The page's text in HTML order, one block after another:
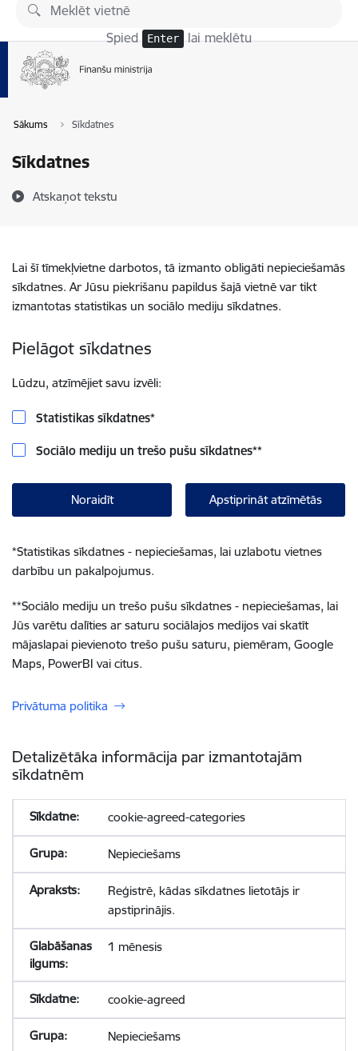
Pāriet uz lapas saturu
Spied Enter lai meklētu
Sākums Sīkdatnes
Sīkdatnes
Atskaņot tekstu
Lai šī tīmekļvietne darbotos, tā izmanto obligāti nepieciešamās
sīkdatnes. Ar Jūsu piekrišanu papildus šajā vietnē var tikt
izmantotas statistikas un sociālo mediju sīkdatnes.
Pielāgot sīkdatnes
Lūdzu, atzīmējiet savu izvēli:
Statistikas sīkdatnes*
Sociālo mediju un trešo pušu sīkdatnes**
Noraidīt Apstiprināt atzīmētās
*Statistikas sīkdatnes - nepieciešamas, lai uzlabotu vietnes
darbību un pakalpojumus.
**Sociālo mediju un trešo pušu sīkdatnes - nepieciešamas, lai
Jūs varētu dalīties ar saturu sociālajos medijos vai skatīt
mājaslapai pievienoto trešo pušu saturu, piemēram, Google
Maps, PowerBI vai citus.
Privātuma politika
Detalizētāka informācija par izmantotajām
sīkdatnēm
cookie-agreed-categories
Nepieciešams
Reģistrē, kādas sīkdatnes lietotājs ir
apstiprinājis.
1 mēnesis
cookie-agreed
Nepieciešams